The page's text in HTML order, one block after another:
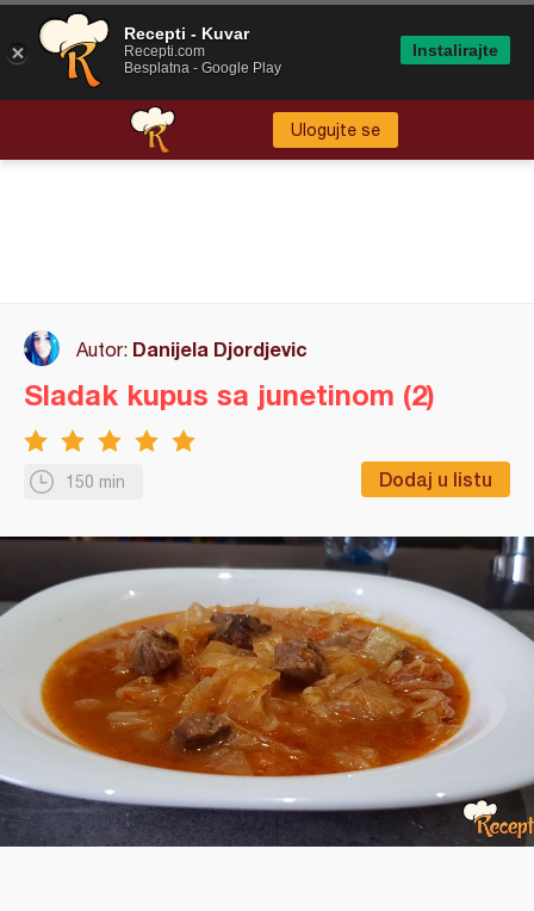
Ulogujte se
Autor: Danijela Djordjevic
150 min Dodaj u listu
Sladak kupus sa junetinom (2)
Recepti - Kuvar
Recepti.com
Besplatna - Google Play
Instalirajte